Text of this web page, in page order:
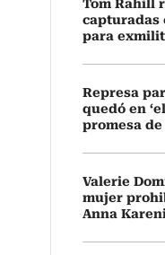
Tom Rahill
capturadas
para
Represa
quedó en
promesa
Valerie
mujer
Anna